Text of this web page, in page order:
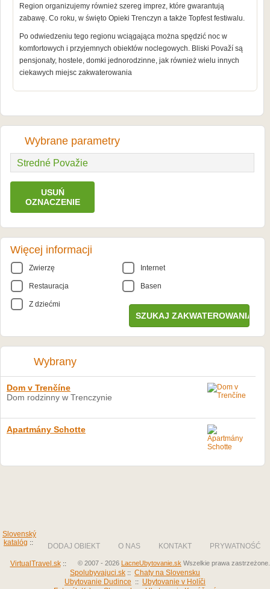
Region organizujemy również szereg imprez, które gwarantują
zabawę. Co roku, w święto Opieki Trenczyn a także Topfest festiwalu.
Po odwiedzeniu tego regionu wciągająca można spędzić noc w
komfortowych i przyjemnych obiektów noclegowych. Bliski Považí są
pensjonaty, hostele, domki jednorodzinne, jak również wielu innych
ciekawych miejsc zakwaterowania
Wybrane parametry
Stredné Považie
USUŃ
OZNACZENIE
Więcej informacji
Zwierzę Internet
Restauracja Basen
Z dziećmi
Wybrany
Dom v Trenčíne
Dom rodzinny w Trenczynie
Apartmány Schotte
DODAJ OBIEKT O NAS KONTAKT PRYWATNOŚĆ
© 2007 - 2026 LacneUbytovanie.sk Wszelkie prawa zastrzeżone.
Slovenský
katalóg ::
VirtualTravel.sk::
Spolubyvajuci.sk :: Chaty na Slovensku
Ubytovanie Dudince :: Ubytovanie v Holíči